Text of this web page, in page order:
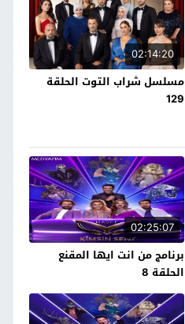
02:14:20
مسلسل شراب التوت الحلقة
129
02:25:07
برنامج من انت ايها المقنع
الحلقة 8